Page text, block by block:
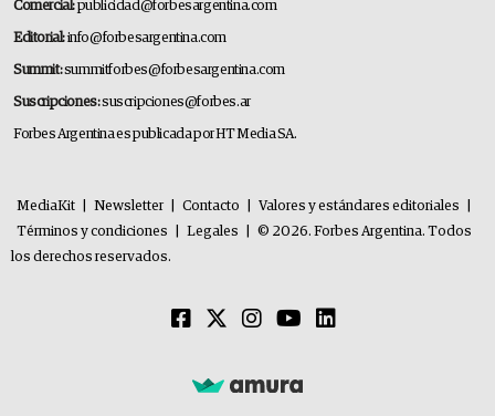
Comercial:publicidad@forbesargentina.com
Editorial:info@forbesargentina.com
Summit:summitforbes@forbesargentina.com
Suscripciones:suscripciones@forbes.ar
Forbes Argentina es publicada por HT Media SA.
MediaKit Newsletter Contacto Valores y estándares editoriales
Términos y condiciones
Legales
© 2026. Forbes Argentina. Todos
los derechos reservados.